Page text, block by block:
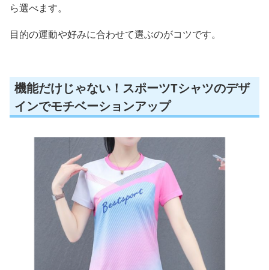
ら選べます。
目的の運動や好みに合わせて選ぶのがコツです。
機能だけじゃない！スポーツTシャツのデザ
インでモチベーションアップ